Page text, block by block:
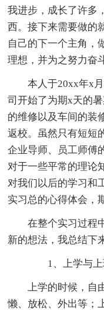
我进步，成长了许多
西。接下来需要做的
自己的下一个主角，
理想，并为之努力奋
本人于20xx年x
司开始了为期x天的
的维修以及车间的装
返校。虽然只有短短
企业导师、员工师傅
对于一些平常的理论
对我们以后的学习和
实习总的心得体会，
在整个实习过程
新的想法，我总结下
1、上学与上
上学的时候，
懒、放松、外出等；